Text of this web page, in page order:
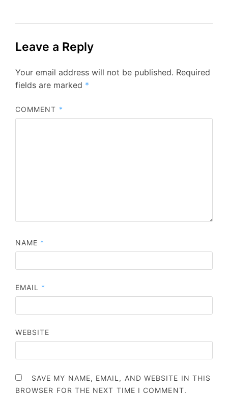
Leave a Reply
Your email address will not be published. Required
fields are marked *
COMMENT *
NAME *
EMAIL *
WEBSITE
SAVE MY NAME, EMAIL, AND WEBSITE IN THIS
BROWSER FOR THE NEXT TIME I COMMENT.